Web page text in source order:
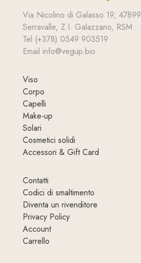
Via Nicolino di Galasso 19, 47899
Serravalle, Z.I. Galazzano, RSM
Tel (+378) 0549 903519
Email info@vegup.bio
Viso
Corpo
Capelli
Make-up
Solari
Cosmetici solidi
Accessori & Gift Card
Contatti
Codici di smaltimento
Diventa un rivenditore
Privacy Policy
Account
Carrello